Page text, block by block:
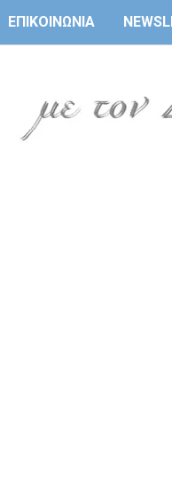
ΕΠΙΚΟΙΝΩΝΙΑ